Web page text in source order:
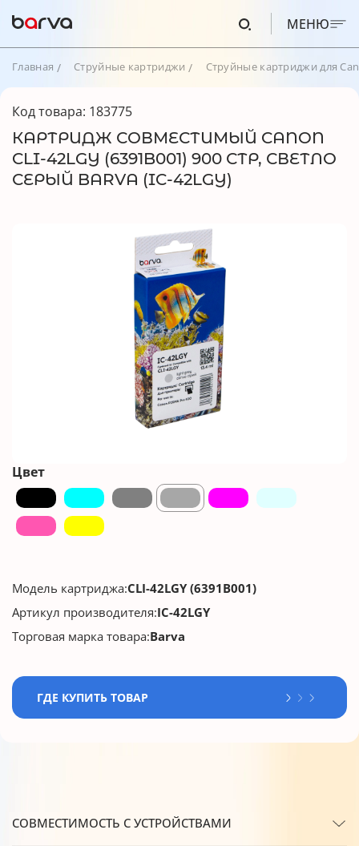
МЕНЮ
Главная Струйные картриджи Струйные картриджи для
Код товара: 183775
КАРТРИДЖ СОВМЕСТИМЫЙ CANON
CLI-42LGY (6391B001) 900 СТР, СВЕТЛО
СЕРЫЙ BARVA (IC-42LGY)
Цвет
Модель картриджа:CLI-42LGY (6391B001)
Артикул производителя:IC-42LGY
Торговая марка товара:Barva
ГДЕ КУПИТЬ ТОВАР
СОВМЕСТИМОСТЬ С УСТРОЙСТВАМИ